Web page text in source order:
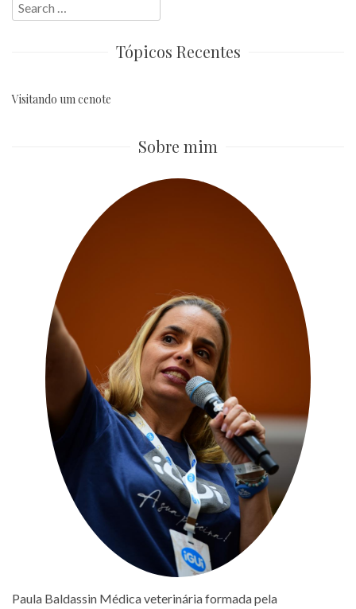
Search
for:
Tópicos Recentes
Visitando um cenote
Sobre mim
Paula Baldassin Médica veterinária formada pela